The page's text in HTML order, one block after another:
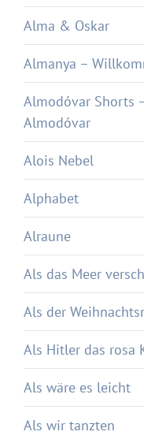
Alma & Oskar
Almanya –
Almodóvar Shorts
Almodóvar
Alois Nebel
Alphabet
Alraune
Als das Meer
Als der
Als Hitler das rosa
Als wäre es leicht
Als wir tanzten